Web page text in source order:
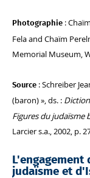
Photographie :
Fela and Chaïm
Memorial Museum,
Source : Schreiber
(baron) », ds. :
Figures du judaïsme
Larcier s.a., 2002, p.
L'engagement
judaïsme et